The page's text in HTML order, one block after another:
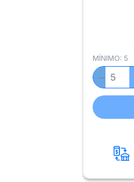
MÍNIMO: 5
−